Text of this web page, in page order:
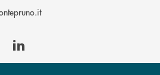
(si apre l’app di posta